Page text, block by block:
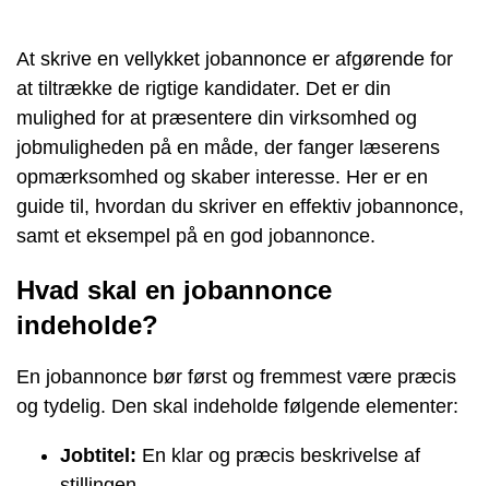
At skrive en vellykket jobannonce er afgørende for
at tiltrække de rigtige kandidater. Det er din
mulighed for at præsentere din virksomhed og
jobmuligheden på en måde, der fanger læserens
opmærksomhed og skaber interesse. Her er en
guide til, hvordan du skriver en effektiv jobannonce,
samt et eksempel på en god jobannonce.
Hvad skal en jobannonce
indeholde?
En jobannonce bør først og fremmest være præcis
og tydelig. Den skal indeholde følgende elementer:
Jobtitel: En klar og præcis beskrivelse af